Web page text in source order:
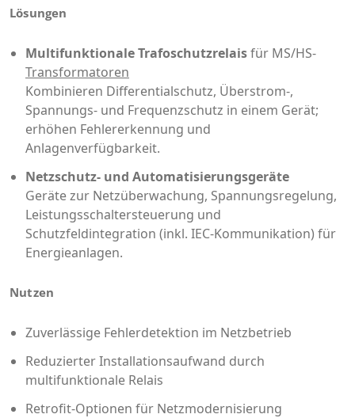
Lösungen
Multifunktionale Trafoschutzrelaisfür MS/HS-
Transformatoren
Kombinieren Differentialschutz, Überstrom-,
Spannungs- und Frequenzschutz in einem Gerät;
erhöhen Fehlererkennung und
Anlagenverfügbarkeit.
Netzschutz- und Automatisierungsgeräte
Geräte zur Netzüberwachung, Spannungsregelung,
Leistungsschaltersteuerung und
Schutzfeldintegration (inkl. IEC-Kommunikation) für
Energieanlagen.
Nutzen
Zuverlässige Fehlerdetektion im Netzbetrieb
Reduzierter Installationsaufwand durch
multifunktionale Relais
Retrofit-Optionen für Netzmodernisierung